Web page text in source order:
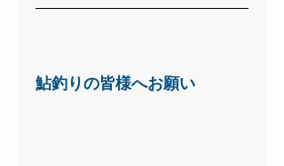
鮎釣りの皆様へお願い